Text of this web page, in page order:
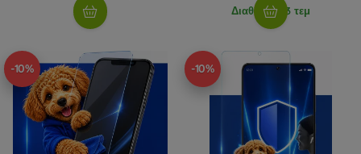
Διαθέσιμο 3 τεμ
-10% -10%